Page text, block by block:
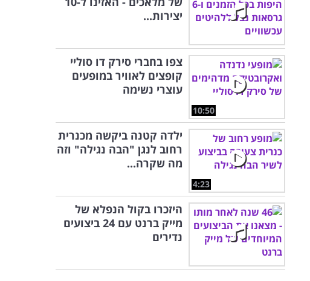
יצירות...
10:50
צפו בחברי סירק דו סוליי
קופצים לאוויר במופעים
עוצרי נשימה
4:23
ילדה קטנה ביקשה מכנרית
רחוב לנגן "הבה נגילה" וזה
מה שקרה...
היזכרו בקול הנפלא של
מייק ברנט עם 24 ביצועים
נדירים